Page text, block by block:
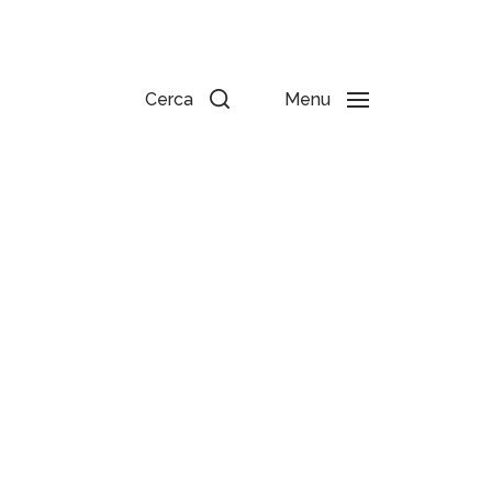
Cerca Menu